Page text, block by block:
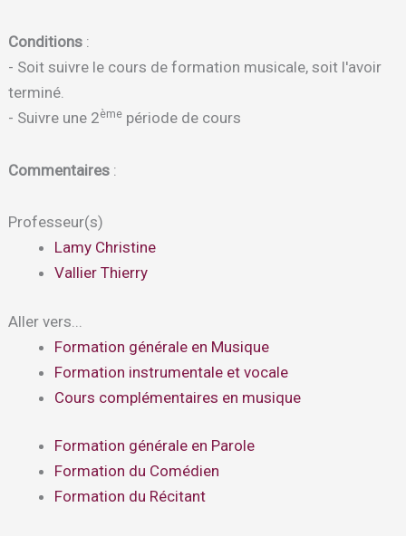
Conditions :
- Soit suivre le cours de formation musicale, soit l'avoir
terminé.
- Suivre une 2ème période de cours
Commentaires :
Professeur(s)
Lamy Christine
Vallier Thierry
Aller vers...
Formation générale en Musique
Formation instrumentale et vocale
Cours complémentaires en musique
Formation générale en Parole
Formation du Comédien
Formation du Récitant